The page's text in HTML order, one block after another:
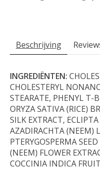
Beschrijving
INGREDIËNTEN:
CHOLESTERYL
STEARATE, PHENYL T-
ORYZA SATIVA (RICE)
SILK EXTRACT,
AZADIRACHTA (NEEM)
PTERYGOSPERMA
(NEEM) FLOWER
COCCINIA INDICA